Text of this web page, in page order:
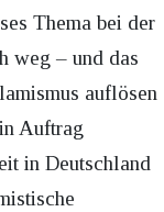
Thema bei der
weg – und das
auflösen
Auftrag
in Deutschland